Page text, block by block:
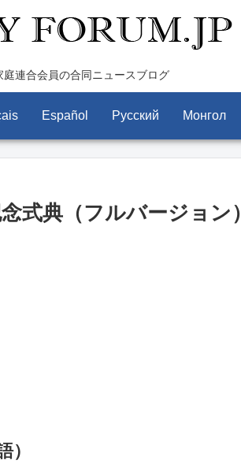
庭連合会員の合同ニュースブログ
Español Pусский Монгол
式典（フルバージョン）
）